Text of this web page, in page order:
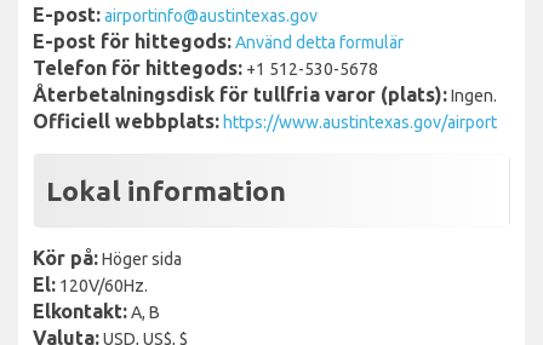
E-post:airportinfo@austintexas.gov
E-post för hittegods:Använd detta formulär
Telefon för hittegods: +1 512-530-5678
Återbetalningsdisk för tullfria varor (plats):Ingen.
Officiell webbplats: https://www.austintexas.gov/airport
Lokal information
Kör på:Höger sida
El: 120V/60Hz.
Elkontakt:A, B
Valuta:USD, US$, $